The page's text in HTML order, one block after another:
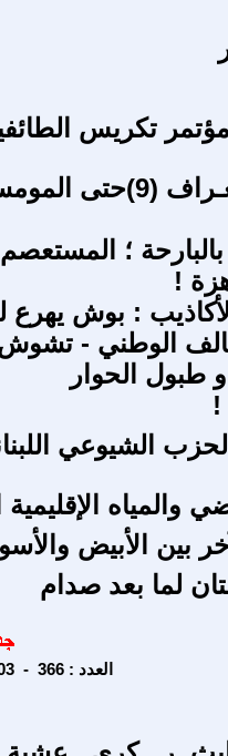
تكريس
اشواك ابن الغـراف
بالبارحة ؛
!
: بوش
الوطني -
الحوار
!
الشيوعي
والمياه الإقليمية
بين الأبيض
لما بعد صدام
Sunday - Sunday, January 12, 2003 - العدد : 366